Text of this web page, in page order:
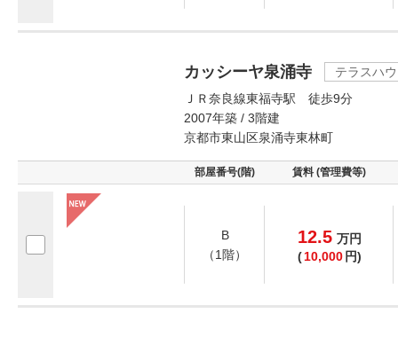
カッシーヤ泉涌寺
テラスハ
ＪＲ奈良線東福寺駅 徒歩9分
2007年築 / 3階建
京都市東山区泉涌寺東林町
部屋番号(階) 賃料 (管理費等)
B
（1階）
12.5 万円
( 10,000 円)